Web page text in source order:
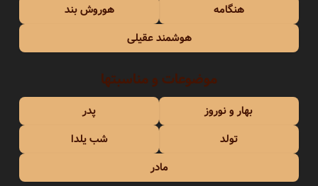
هنگامه
هوروش بند
هوشمند عقیلی
موضوعات و مناسبتها
بهار و نوروز
پدر
تولد
شب یلدا
مادر